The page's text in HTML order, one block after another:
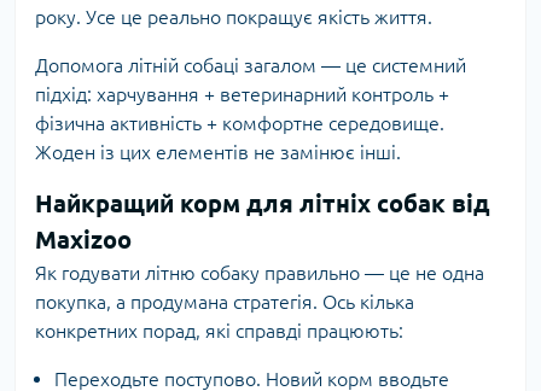
року. Усе це реально покращує якість життя.
Допомога літній собаці загалом — це системний
підхід: харчування + ветеринарний контроль +
фізична активність + комфортне середовище.
Жоден із цих елементів не замінює інші.
Найкращий корм для літніх собак від
Maxizoo
Як годувати літню собаку правильно — це не одна
покупка, а продумана стратегія. Ось кілька
конкретних порад, які справді працюють:
Переходьте поступово. Новий корм вводьте